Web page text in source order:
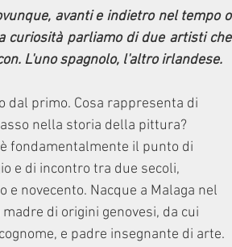
avanti e indietro nel tempo o
curiosità parliamo di due artisti che
L'uno spagnolo, l'altro irlandese.
dal primo. Cosa rappresenta di
nella storia della pittura?
fondamentalmente il punto di
e di incontro tra due secoli,
e novecento. Nacque a Malaga nel
di origini genovesi, da cui
e padre insegnante di arte.